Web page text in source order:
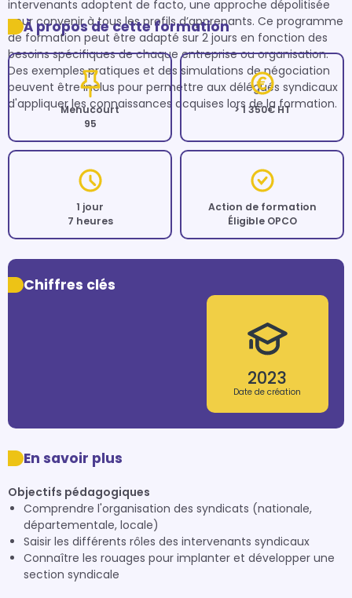
intervenants adoptent de facto, une approche dépolitisée
pour convenir à tous les profils d’apprenants. Ce programme
de formation peut être adapté sur 2 jours en fonction des
besoins spécifiques de chaque entreprise ou organisation.
Des exemples pratiques et des simulations de négociation
peuvent être inclus pour permettre aux délégués syndicaux
d'appliquer les connaissances acquises lors de la formation.
À propos de cette formation
Menucourt
95
> 1 350€ HT
1 jour
7 heures
Action de formation
Éligible OPCO
Chiffres clés
2023
Date de création
En savoir plus
Objectifs pédagogiques
Comprendre l'organisation des syndicats (nationale,
départementale, locale)
Saisir les différents rôles des intervenants syndicaux
Connaître les rouages pour implanter et développer une
section syndicale